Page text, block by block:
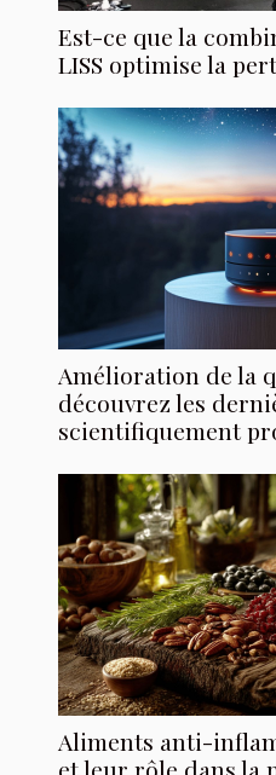
Est-ce que la
LISS optimise la
Amélioration de la
découvrez les
scientifiquement
Aliments anti-